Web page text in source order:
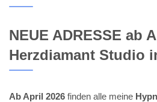
NEUE ADRESSE ab
Herzdiamant Studio
Ab April 2026 finden alle meine